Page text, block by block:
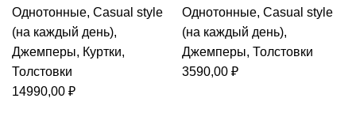
Однотонные, Casual style
(на каждый день),
Джемперы, Куртки,
Толстовки
14990,00 ₽
Однотонные, Casual style
(на каждый день),
Джемперы, Толстовки
3590,00 ₽